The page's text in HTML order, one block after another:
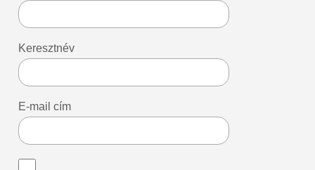
Keresztnév
E-mail cím